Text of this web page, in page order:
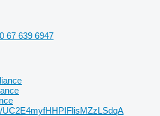
67 639 6947